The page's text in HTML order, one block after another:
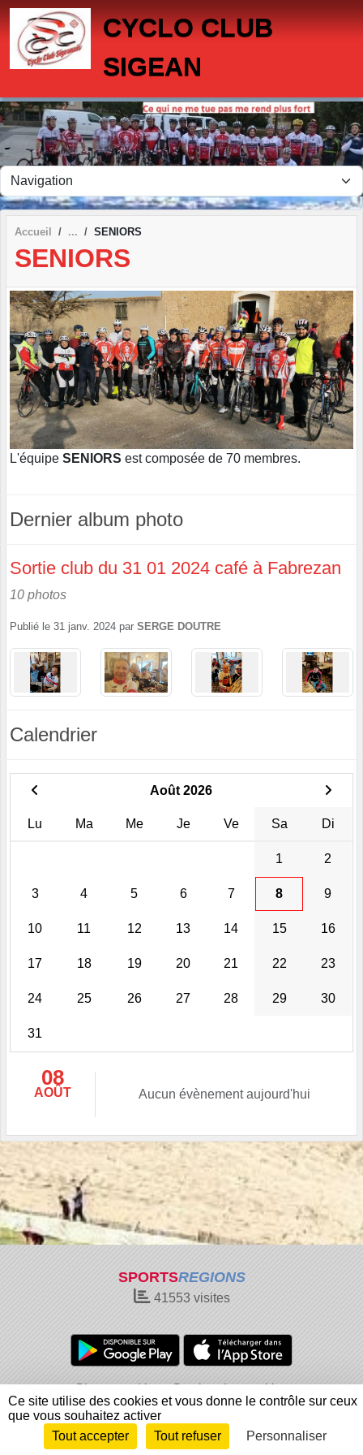
CYCLO CLUB
SIGEAN
Accueil SENIORS
SENIORS
L'équipe SENIORS est composée de 70 membres.
Dernier album photo
Sortie club du 31 01 2024 café à Fabrezan
10 photos
Publié le 31 janv. 2024 par SERGE DOUTRE
Calendrier
Août 2026
Lu Ma Me Je Ve Sa Di
1 2
3 4 5 6 7 8 9
10 11 12 13 14 15 16
17 18 19 20 21 22 23
24 25 26 27 28 29 30
31
08
AOÛT Aucun évènement aujourd'hui
SPORTSREGIONS
41553visites
Charte cookies
Gestion des cookies
Informations légales
Signaler un contenu inapproprié
Envie de participer ? Connexion
Panneau de gestion des cookies
Ce site utilise des cookies et vous donne le contrôle sur ceux
que vous souhaitez activer
Tout accepter
Tout refuser Personnaliser